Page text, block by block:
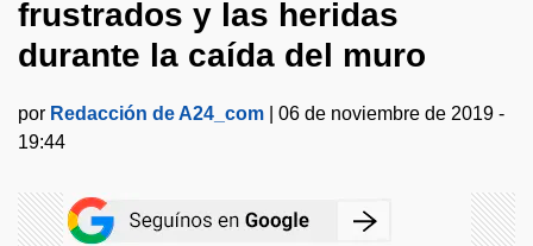
frustrados y las heridas
durante la caída del muro
por Redacción de A24_com
06 de noviembre de 2019 -
19:44